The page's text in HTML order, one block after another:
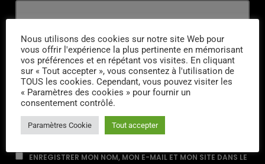
EMAIL*
URL
ENREGISTRER MON NOM, MON E-MAIL ET MON SITE DANS LE
Nous utilisons des cookies sur notre site Web pour
vous offrir l'expérience la plus pertinente en mémorisant
vos préférences et en répétant vos visites. En cliquant
sur « Tout accepter », vous consentez à l'utilisation de
TOUS les cookies. Cependant, vous pouvez visiter les
« Paramètres des cookies » pour fournir un
consentement contrôlé.
Paramètres Cookie Tout accepter